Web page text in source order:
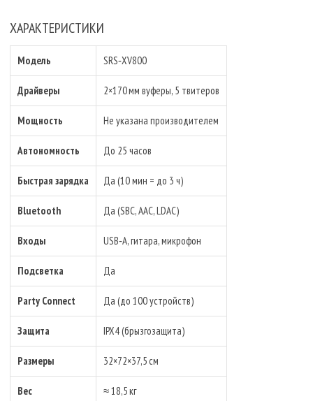
ХАРАКТЕРИСТИКИ
Модель SRS‑XV800
Драйверы 2×170 мм вуферы, 5 твитеров
Мощность Не указана производителем
Автономность До 25 часов
Быстрая зарядка Да (10 мин = до 3 ч)
Bluetooth Да (SBC, AAC, LDAC)
Входы USB‑A, гитара, микрофон
Подсветка Да
Party Connect Да (до 100 устройств)
Защита IPX4 (брызгозащита)
Размеры 32×72×37,5 см
Вес ≈ 18,5 кг